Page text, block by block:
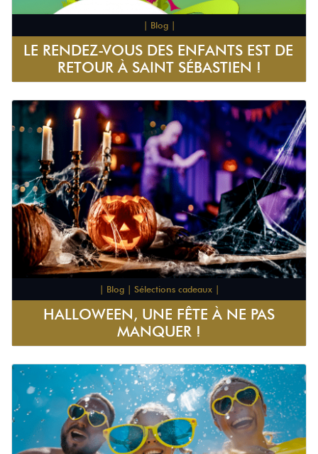
| Blog |
LE RENDEZ-VOUS DES ENFANTS EST DE
RETOUR À SAINT SÉBASTIEN !
| Blog | Sélections cadeaux |
HALLOWEEN, UNE FÊTE À NE PAS
MANQUER !